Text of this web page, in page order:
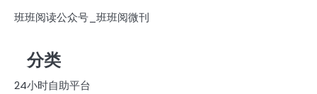
班班阅读公众号_班班阅微刊
分类
24小时自助平台